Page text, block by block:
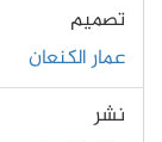
تصميم
عمار الكنعان
نشر